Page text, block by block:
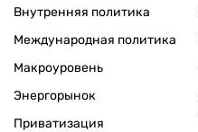
Внутренняя политика
Международная политика
Макроуровень
Энергорынок
Приватизация